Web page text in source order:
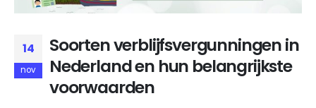
14
nov
Soorten verblijfsvergunningen in
Nederland en hun belangrijkste
voorwaarden